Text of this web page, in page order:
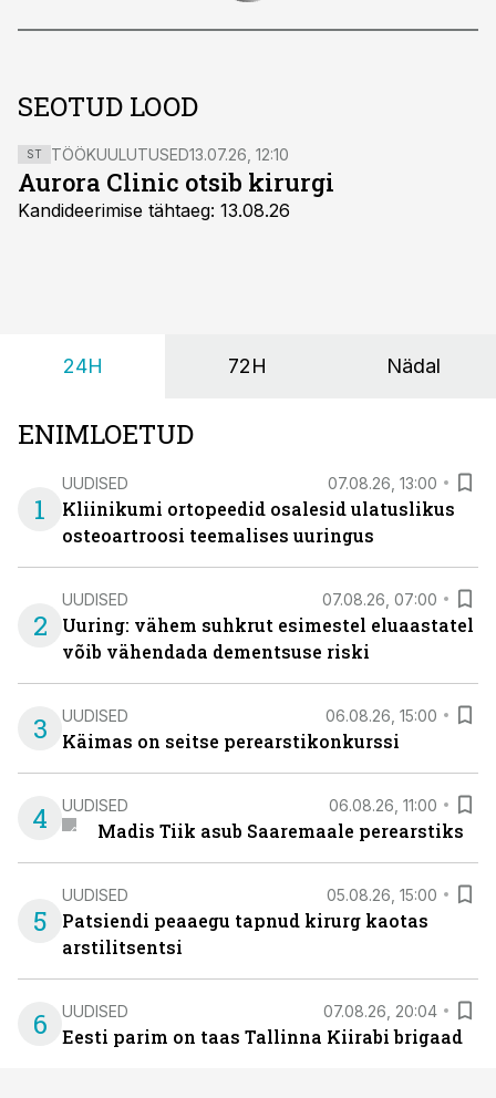
SEOTUD LOOD
ST TÖÖKUULUTUSED13.07.26, 12:10
Aurora Clinic otsib kirurgi
Kandideerimise tähtaeg: 13.08.26
24H 72H Nädal
ENIMLOETUD
1
UUDISED 07.08.26, 13:00
Kliinikumi ortopeedid osalesid ulatuslikus
osteoartroosi teemalises uuringus
2
UUDISED 07.08.26, 07:00
Uuring: vähem suhkrut esimestel eluaastatel
võib vähendada dementsuse riski
3 UUDISED 06.08.26, 15:00
Käimas on seitse perearstikonkurssi
4 UUDISED 06.08.26, 11:00
Madis Tiik asub Saaremaale perearstiks
5
UUDISED 05.08.26, 15:00
Patsiendi peaaegu tapnud kirurg kaotas
arstilitsentsi
6 UUDISED 07.08.26, 20:04
Eesti parim on taas Tallinna Kiirabi brigaad